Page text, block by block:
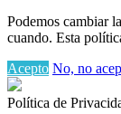
Podemos cambiar
cuando. Esta
Acepto No, no
Política de